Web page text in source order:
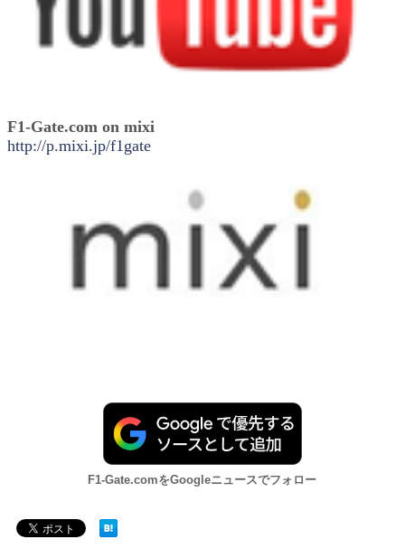
F1-Gate.com on mixi
http://p.mixi.jp/f1gate
F1-Gate.comをGoogleニュースでフォロー